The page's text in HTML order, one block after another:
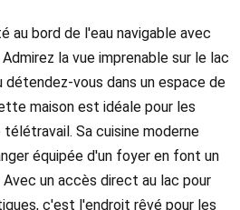
au bord de l'eau navigable avec
la vue imprenable sur le lac
détendez-vous dans un espace de
maison est idéale pour les
Sa cuisine moderne
équipée d'un foyer en font un
Avec un accès direct au lac pour
c'est l'endroit rêvé pour les